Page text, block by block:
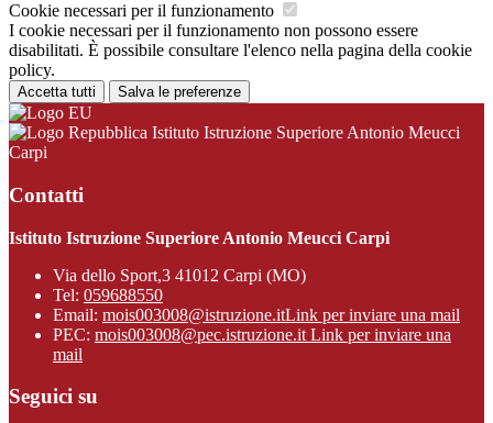
Cookie necessari per il funzionamento
I cookie necessari per il funzionamento non possono essere
disabilitati. È possibile consultare l'elenco nella pagina della cookie
policy.
Accetta tutti Salva le preferenze
Istituto Istruzione Superiore Antonio Meucci
Carpi
Contatti
Istituto Istruzione Superiore Antonio Meucci Carpi
Via dello Sport,3 41012 Carpi (MO)
Tel: 059688550
Email: mois003008@istruzione.itLink per inviare una mail
PEC: mois003008@pec.istruzione.it Link per inviare una
mail
Seguici su